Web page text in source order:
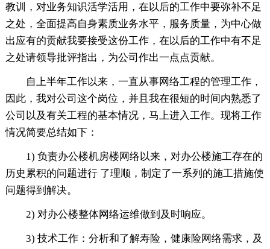
教训，对业务知识活学活用，在以后的工作中要弥补不足
之处，全面提高自身素质业务水平，服务质量，为中心做
出应有的贡献我要接受这份工作，在以后的工作中有不足
之处请领导批评指出，为公司作出一点点贡献。
自上半年工作以来，一直从事网络工程的管理工作，
因此，我对公司这个岗位，并且我在很短的时间内熟悉了
公司以及有关工程的基本情况，马上进入工作。现将工作
情况简要总结如下：
1) 负责办公楼机房楼网络以来，对办公楼施工存在的
历史累积的问题进行 了理顺，制定了一系列的施工措施使
问题得到解决。
2) 对办公楼整体网络运维做到及时响应。
3) 技术工作：分析和了解寿险，健康险网络需求，及